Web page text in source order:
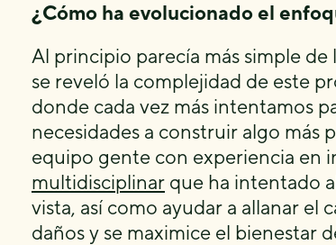
¿Cómo ha evolucionado el
Al principio parecía más simple
se reveló la complejidad de este
donde cada vez más intentamos
necesidades a construir algo más
equipo gente con experiencia en
multidisciplinarque ha intentado
vista, así como ayudar a allanar
daños y se maximice el bienestar